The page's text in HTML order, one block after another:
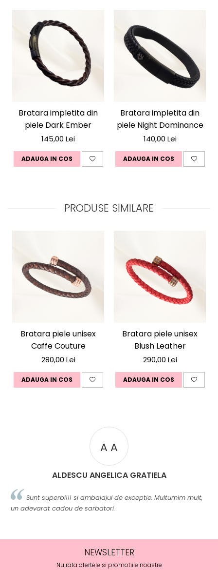
Bratara impletita din
piele Dark Ember
145,00 Lei
ADAUGA IN COS
Bratara impletita din
piele Night Dominance
140,00 Lei
ADAUGA IN COS
PRODUSE SIMILARE
Bratara piele unisex
Caffe Couture
280,00 Lei
ADAUGA IN COS
Bratara piele unisex
Blush Leather
290,00 Lei
ADAUGA IN COS
A A
ALDESCU ANGELICA GRATIELA
Sunt superbi!!! si ambalajul de exceptie. Multumim mult,
un adevarat cadou de sarbatori.
NEWSLETTER
Nu rata ofertele si promotiile noastre